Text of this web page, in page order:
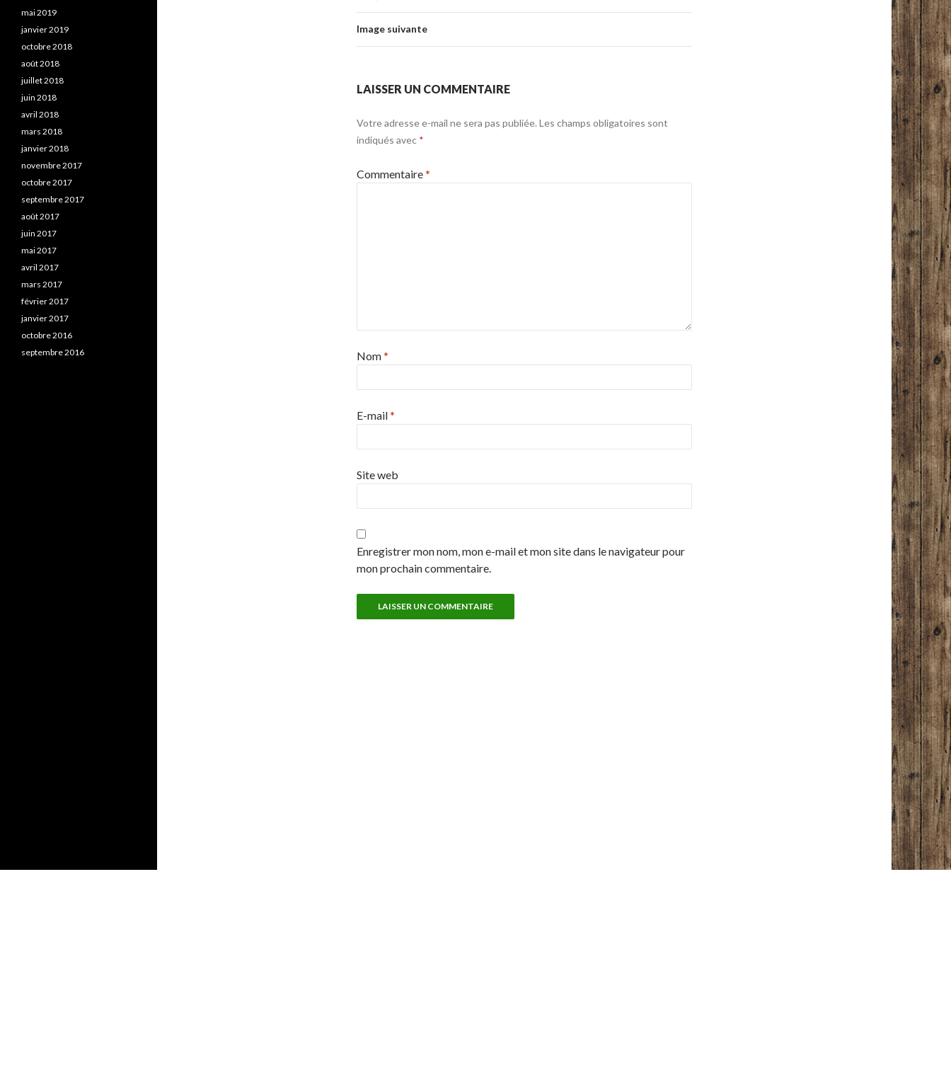
Image suivante
LAISSER UN COMMENTAIRE
Votre adresse e-mail ne sera pas publiée.Les champs obligatoires sont
indiqués avec *
Commentaire*
Nom*
E-mail*
Site web
Enregistrer mon nom, mon e-mail et mon site dans le navigateur pour
mon prochain commentaire.
mai 2019
janvier 2019
octobre 2018
août 2018
juillet 2018
juin 2018
avril 2018
mars 2018
janvier 2018
novembre 2017
octobre 2017
septembre 2017
août 2017
juin 2017
mai 2017
avril 2017
mars 2017
février 2017
janvier 2017
octobre 2016
septembre 2016